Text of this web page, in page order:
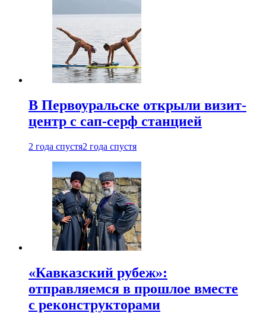
В Первоуральске открыли визит-
центр с сап-серф станцией
2 года спустя2 года спустя
«Кавказский рубеж»:
отправляемся в прошлое вместе
с реконструкторами